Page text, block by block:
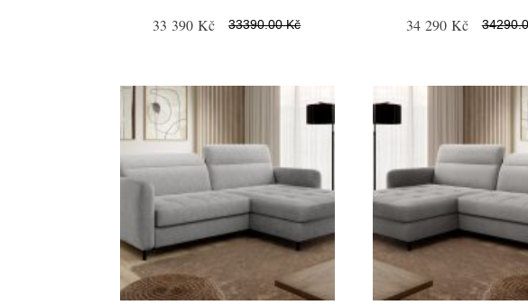
33 390 Kč 33390.00 Kč 34 290 Kč